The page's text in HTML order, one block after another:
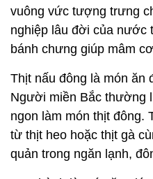
vuông vức tượng trưng
nghiệp lâu đời của nước
bánh chưng giúp mâm
Thịt nấu đông là món ăn
Người miền Bắc thường
ngon làm món thịt đông.
từ thịt heo hoặc thịt gà
quản trong ngăn lạnh,